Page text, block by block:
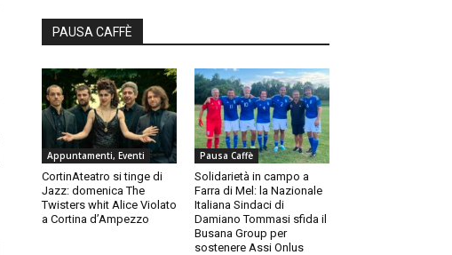
PAUSA CAFFÈ
Appuntamenti, Eventi
CortinAteatro si tinge di
Jazz: domenica The
Twisters whit Alice Violato
a Cortina d’Ampezzo
Pausa Caffè
Solidarietà in campo a
Farra di Mel: la Nazionale
Italiana Sindaci di
Damiano Tommasi sfida il
Busana Group per
sostenere Assi Onlus